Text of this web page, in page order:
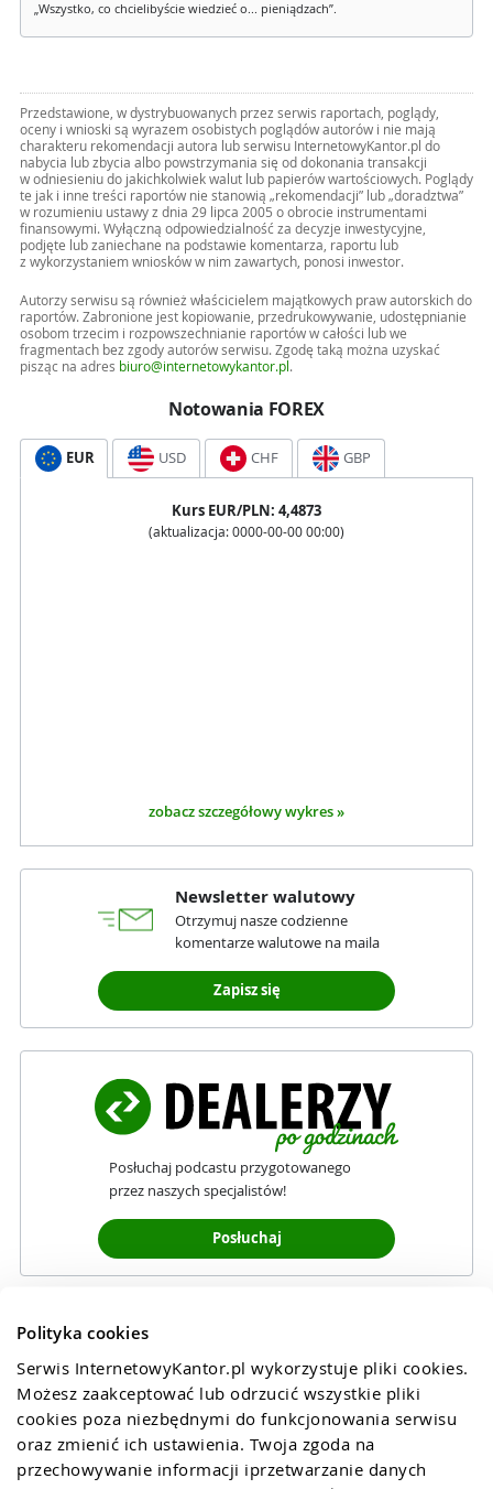
Polityka cookies
Serwis InternetowyKantor.pl wykorzystuje pliki cookies.
Możesz zaakceptować lub odrzucić wszystkie pliki
cookies poza niezbędnymi do funkcjonowania serwisu
oraz zmienić ich ustawienia. Twoja zgoda na
przechowywanie informacji iprzetwarzanie danych
„Wszystko, co chcielibyście wiedzieć o... pieniądzach”.
Przedstawione, w dystrybuowanych przez serwis raportach, poglądy,
oceny i wnioski są wyrazem osobistych poglądów autorów i nie mają
charakteru rekomendacji autora lub serwisu InternetowyKantor.pl do
nabycia lub zbycia albo powstrzymania się od dokonania transakcji
w odniesieniu do jakichkolwiek walut lub papierów wartościowych. Poglądy
te jak i inne treści raportów nie stanowią „rekomendacji” lub „doradztwa”
w rozumieniu ustawy z dnia 29 lipca 2005 o obrocie instrumentami
finansowymi. Wyłączną odpowiedzialność za decyzje inwestycyjne,
podjęte lub zaniechane na podstawie komentarza, raportu lub
z wykorzystaniem wniosków w nim zawartych, ponosi inwestor.
Autorzy serwisu są również właścicielem majątkowych praw autorskich do
raportów. Zabronione jest kopiowanie, przedrukowywanie, udostępnianie
osobom trzecim i rozpowszechnianie raportów w całości lub we
fragmentach bez zgody autorów serwisu. Zgodę taką można uzyskać
pisząc na adres biuro@internetowykantor.pl .
Notowania FOREX
EUR USD CHF GBP
Kurs EUR/PLN: 4,4873
(aktualizacja: 0000-00-00 00:00)
zobacz szczegółowy wykres »
Newsletter walutowy
Otrzymuj nasze codzienne
komentarze walutowe na maila
Zapisz się
Posłuchaj podcastu przygotowanego
przez naszych specjalistów!
Posłuchaj